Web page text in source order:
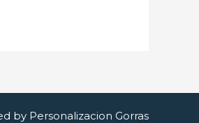
by Personalizacion Gorras